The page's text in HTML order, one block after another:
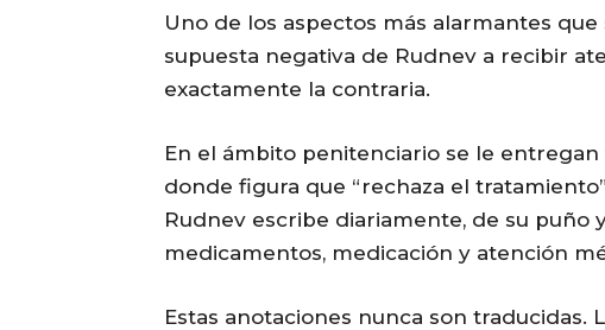
Uno de los aspectos más alarmantes
supuesta negativa de Rudnev a recibir
exactamente la contraria.
En el ámbito penitenciario se le
donde figura que “rechaza el
Rudnev escribe diariamente, de su puño
medicamentos, medicación y atención
Estas anotaciones nunca son